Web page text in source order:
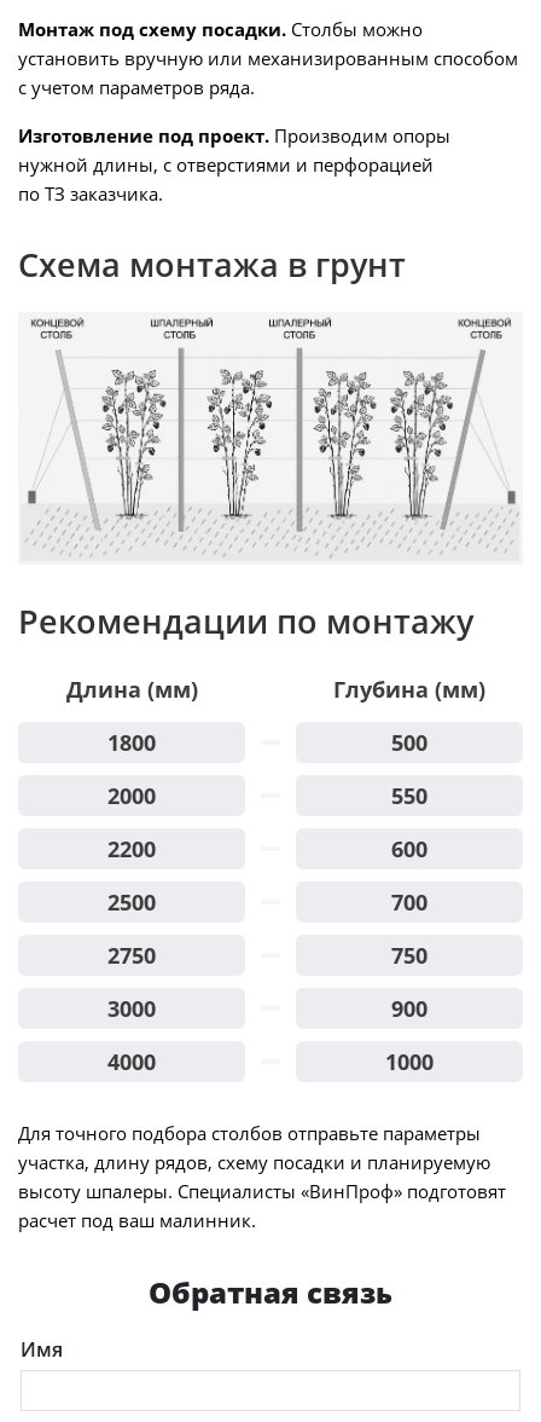
Монтаж под схему посадки. Столбы можно
установить вручную или механизированным способом
с учетом параметров ряда.
Изготовление под проект. Производим опоры
нужной длины, с отверстиями и перфорацией
по ТЗ заказчика.
Схема монтажа в грунт
Рекомендации по монтажу
Длина (мм)
Глубина (мм)
1800
500
2000
550
2200
600
2500
700
2750
750
3000
900
4000
1000
Для точного подбора столбов отправьте параметры
участка, длину рядов, схему посадки и планируемую
высоту шпалеры. Специалисты «ВинПроф» подготовят
расчет под ваш малинник.
Обратная связь
Имя